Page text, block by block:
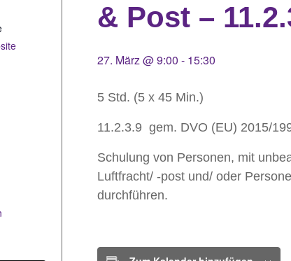
& Post –
27. März @ 9:00 - 15:30
5 Std. (5 x 45 Min.)
11.2.3.9 gem. DVO (EU) 2015/
Schulung von Personen, mit
Luftfracht/ -post und/ oder
durchführen.